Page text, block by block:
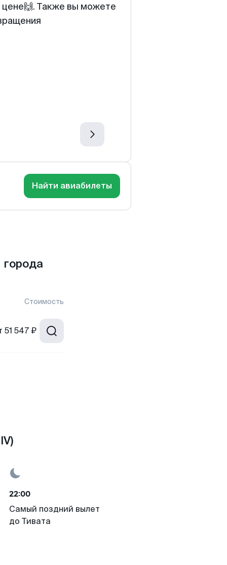
цене🙌. Также вы можете
Найти авиабилеты
Стоимость
51 547 ₽
22:00
Самый поздний вылет
до Тивата